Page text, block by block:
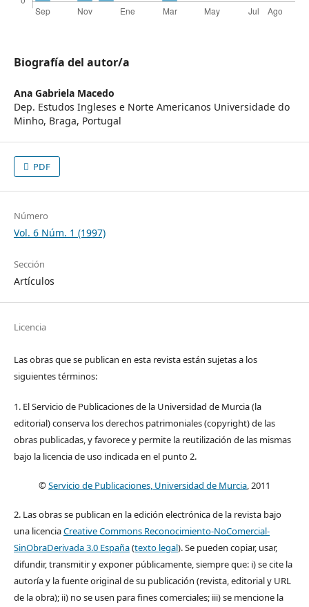
Biografía del autor/a
Ana Gabriela Macedo
Dep. Estudos Ingleses e Norte Americanos Universidade do
Minho, Braga, Portugal
PDF
Número
Vol. 6 Núm. 1 (1997)
Sección
Artículos
Licencia
Las obras que se publican en esta revista están sujetas a los
siguientes términos:
1. El Servicio de Publicaciones de la Universidad de Murcia (la
editorial) conserva los derechos patrimoniales (copyright) de las
obras publicadas, y favorece y permite la reutilización de las mismas
bajo la licencia de uso indicada en el punto 2.
©Servicio de Publicaciones, Universidad de Murcia, 2011
2. Las obras se publican en la edición electrónica de la revista bajo
una licenciaCreative Commons Reconocimiento-NoComercial-
SinObraDerivada 3.0 España(texto legal). Se pueden copiar, usar,
difundir, transmitir y exponer públicamente, siempre que: i) se cite la
autoría y la fuente original de su publicación (revista, editorial y URL
de la obra); ii) no se usen para fines comerciales; iii) se mencione la